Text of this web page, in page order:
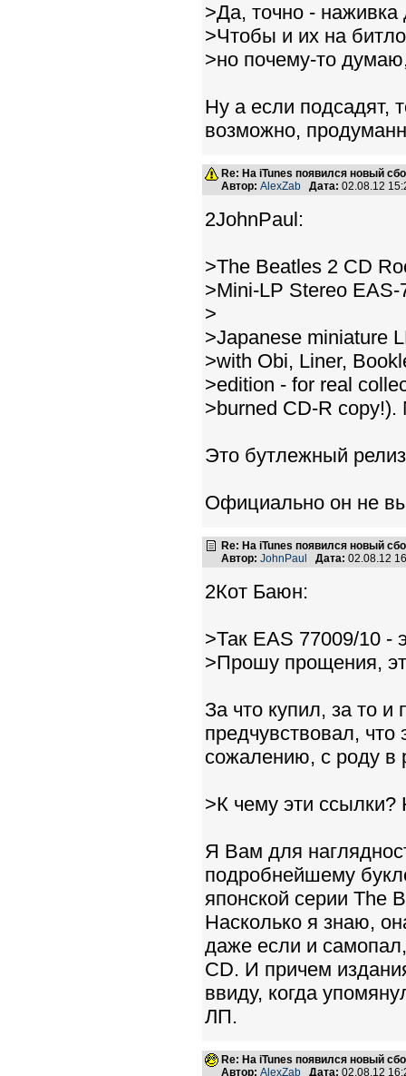
>Да, точно -
>Чтобы и их на
>но почему-то
Ну а если подсадят,
возможно,
Re: На iTunes появился новый
Автор: AlexZab Дата: 02.08.12
2JohnPaul:
>The Beatles 2 CD
>Mini-LP Stereo EAS-
>
>Japanese miniature
>with Obi, Liner,
>edition - for real
>burned CD-R copy!).
Это бутлежный
Официально он не
Re: На iTunes появился новый
Автор: JohnPaul Дата: 02.08.12
2Кот Баюн:
>Так EAS 77009/10
>Прошу прощения,
За что купил, за то
предчувствовал,
сожалению, с роду в
>К чему эти ссылки?
Я Вам для
подробнейшему
японской серии The
Насколько я знаю,
даже если и
CD. И причем
ввиду, когда
ЛП.
Re: На iTunes появился новый
Автор: AlexZab Дата: 02.08.12